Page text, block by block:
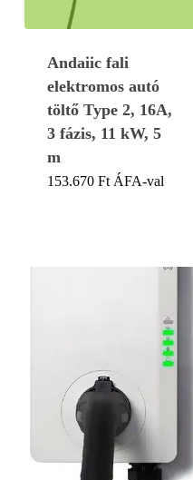
Andaiic fali
elektromos autó
töltő Type 2, 16A,
3 fázis, 11 kW, 5
m
153.670 Ft ÁFA-val